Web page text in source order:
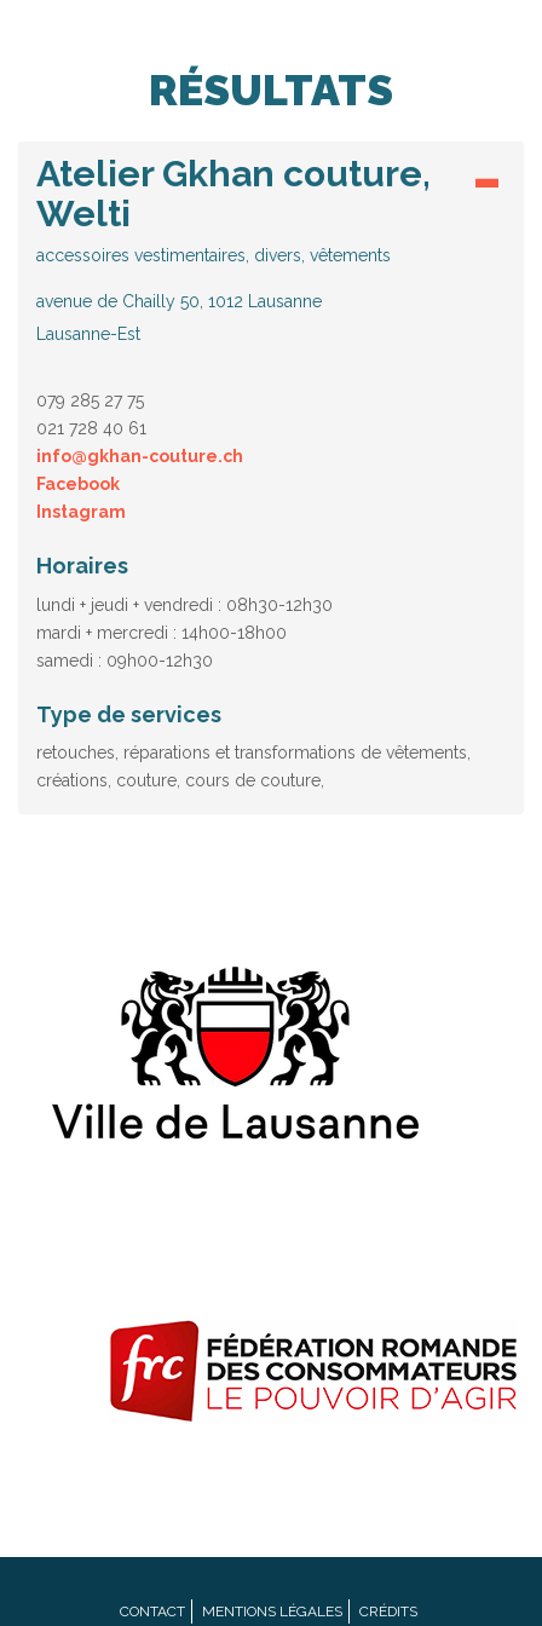
RÉSULTATS
Atelier Gkhan couture,
Welti
accessoires vestimentaires, divers, vêtements
avenue de Chailly 50, 1012 Lausanne
Lausanne-Est
079 285 27 75
021 728 40 61
info@gkhan-couture.ch
Facebook
Instagram
Horaires
lundi + jeudi + vendredi : 08h30-12h30
mardi + mercredi : 14h00-18h00
samedi : 09h00-12h30
Type de services
retouches, réparations et transformations de vêtements,
créations, couture, cours de couture,
CONTACT MENTIONS LÉGALES CRÉDITS